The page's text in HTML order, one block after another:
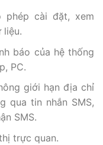
phép cài đặt, xem
liệu.
báo của hệ thống
PC.
giới hạn địa chỉ
qua tin nhắn SMS,
SMS.
trực quan.